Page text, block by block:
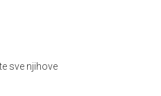
sve njihove